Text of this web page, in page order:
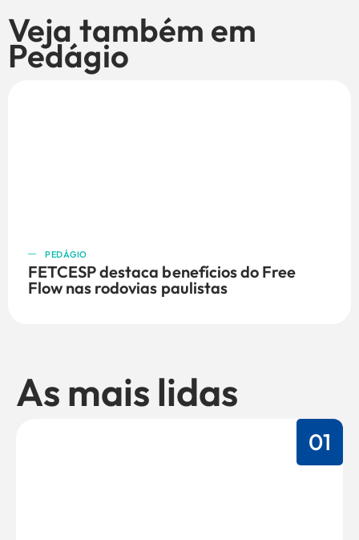
Veja também em
Pedágio
PEDÁGIO
FETCESP destaca benefícios do Free
Flow nas rodovias paulistas
As mais lidas
01